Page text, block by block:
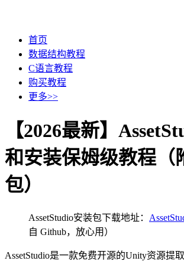
首页
数据结构教程
C语言教程
购买教程
更多>>
【2026最新】
和安装保姆级教程（
包）
AssetStudio安装包下载地址：
自 Github，放心用）
AssetStudio是一款免费开源的Unity资源提